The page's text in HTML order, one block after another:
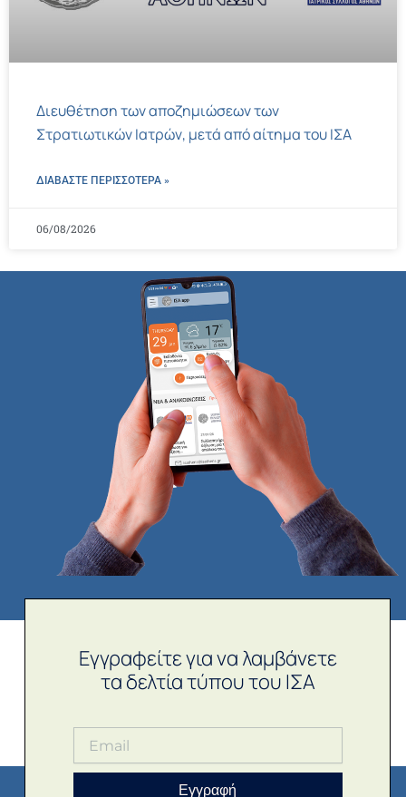
Διευθέτηση των αποζημιώσεων των
Στρατιωτικών Ιατρών, μετά από αίτημα του ΙΣΑ
ΔΙΑΒΑΣΤΕ ΠΕΡΙΣΣΌΤΕΡΑ »
06/08/2026
Εγγραφείτε για να λαμβάνετε
τα δελτία τύπου του ΙΣΑ
Εγγραφή